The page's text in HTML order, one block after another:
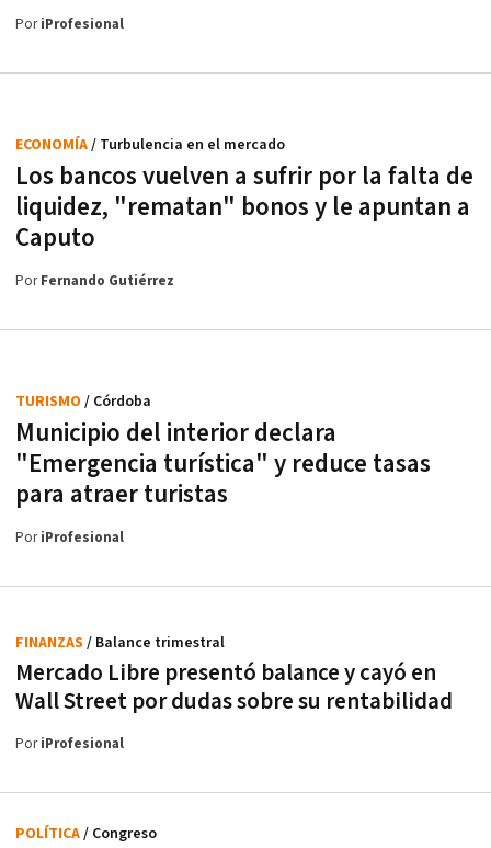
PoriProfesional
Los bancos vuelven a sufrir por la falta de
liquidez, "rematan" bonos y le apuntan a
Caputo
ECONOMÍA/ Turbulencia en el mercado
PorFernando Gutiérrez
Municipio del interior declara
"Emergencia turística" y reduce tasas
para atraer turistas
TURISMO / Córdoba
PoriProfesional
Mercado Libre presentó balance y cayó en
Wall Street por dudas sobre su rentabilidad
FINANZAS / Balance trimestral
PoriProfesional
POLÍTICA/ Congreso